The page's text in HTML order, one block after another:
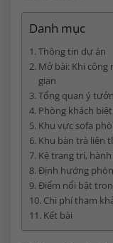
Danh mục
Thông tin dự án
Mở bài: Khi
gian
Tổng quan ý
Phòng khách
Khu vực sofa
Khu bàn trà liên
Kệ trang trí,
Định hướng
Điểm nổi bật
Chi phí tham
Kết bài